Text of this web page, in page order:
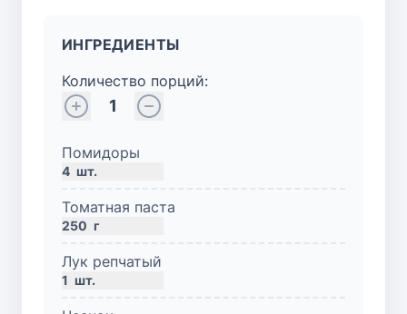
ИНГРЕДИЕНТЫ
Количество порций:
1
Помидоры
4 шт.
Томатная паста
250 г
Лук репчатый
1 шт.